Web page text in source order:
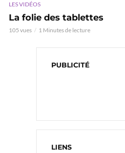
LES VIDÉOS
La folie des tablettes
105 vues 1 Minutes de lecture
PUBLICITÉ
LIENS